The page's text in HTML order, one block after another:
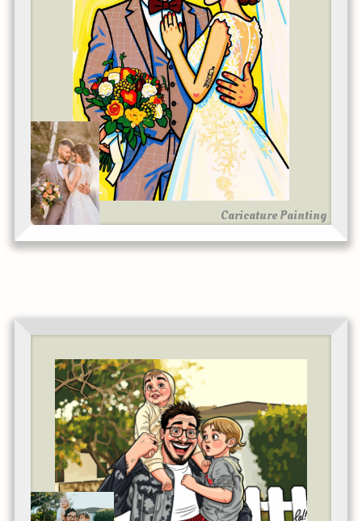
Caricature Painting